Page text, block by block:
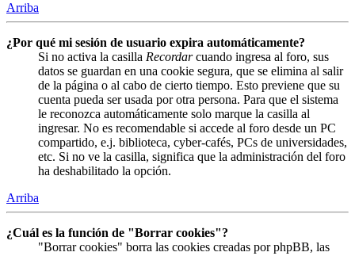
Arriba
¿Por qué mi sesión de usuario expira automáticamente?
Si no activa la casilla Recordarcuando ingresa al foro, sus
datos se guardan en una cookie segura, que se elimina al salir
de la página o al cabo de cierto tiempo. Esto previene que su
cuenta pueda ser usada por otra persona. Para que el sistema
le reconozca automáticamente solo marque la casilla al
ingresar. No es recomendable si accede al foro desde un PC
compartido, e.j. biblioteca, cyber-cafés, PCs de universidades,
etc. Si no ve la casilla, significa que la administración del foro
ha deshabilitado la opción.
Arriba
¿Cuál es la función de "Borrar cookies"?
"Borrar cookies" borra las cookies creadas por phpBB, las